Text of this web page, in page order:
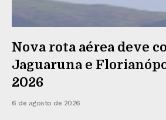
Nova rota aérea deve
Jaguaruna e
2026
6 de agosto de 2026